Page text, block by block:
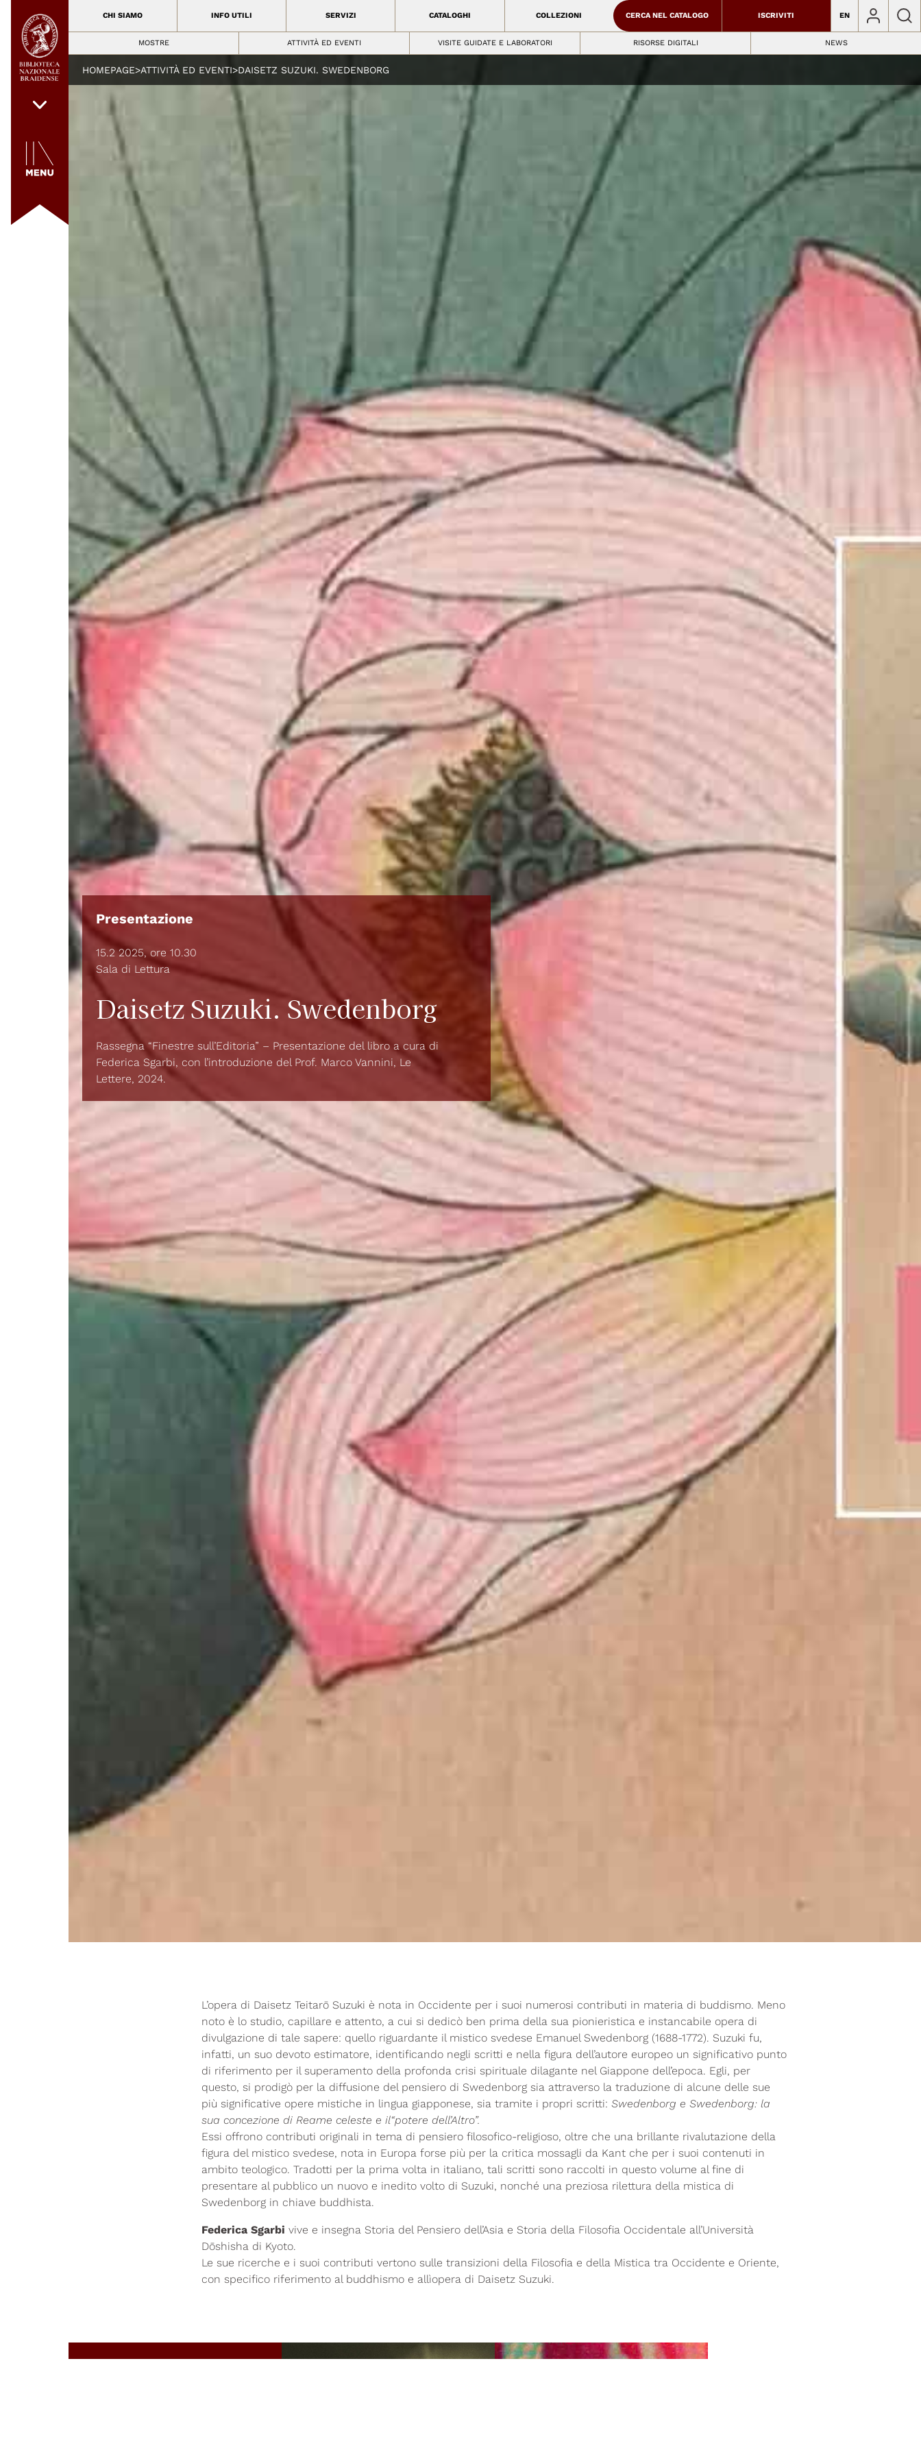
CHI SIAMO INFO UTILI SERVIZI CATALOGHI COLLEZIONI CERCA NEL CATALOGO ISCRIVITI EN
MOSTRE ATTIVITÀ ED EVENTI VISITE GUIDATE E LABORATORI RISORSE DIGITALI NEWS
HOMEPAGE>ATTIVITÀ ED EVENTI>DAISETZ SUZUKI. SWEDENBORG
Presentazione
15.2 2025, ore 10.30
Sala di Lettura
Daisetz Suzuki. Swedenborg
Rassegna “Finestre sull’Editoria” – Presentazione del libro a cura di
Federica Sgarbi, con l’introduzione del Prof. Marco Vannini, Le
Lettere, 2024.
L’opera di Daisetz Teitarō Suzuki è nota in Occidente per i suoi numerosi contributi in materia di buddismo. Meno
noto è lo studio, capillare e attento, a cui si dedicò ben prima della sua pionieristica e instancabile opera di
divulgazione di tale sapere: quello riguardante il mistico svedese Emanuel Swedenborg (1688-1772). Suzuki fu,
infatti, un suo devoto estimatore, identificando negli scritti e nella figura dell’autore europeo un significativo punto
di riferimento per il superamento della profonda crisi spirituale dilagante nel Giappone dell’epoca. Egli, per
questo, si prodigò per la diffusione del pensiero di Swedenborg sia attraverso la traduzione di alcune delle sue
più significative opere mistiche in lingua giapponese, sia tramite i propri scritti: Swedenborg e Swedenborg: la
sua concezione di Reame celeste e il“potere dell’Altro”.
Essi offrono contributi originali in tema di pensiero filosofico-religioso, oltre che una brillante rivalutazione della
figura del mistico svedese, nota in Europa forse più per la critica mossagli da Kant che per i suoi contenuti in
ambito teologico. Tradotti per la prima volta in italiano, tali scritti sono raccolti in questo volume al fine di
presentare al pubblico un nuovo e inedito volto di Suzuki, nonché una preziosa rilettura della mistica di
Swedenborg in chiave buddhista.
Federica Sgarbi vive e insegna Storia del Pensiero dell’Asia e Storia della Filosofia Occidentale all’Università
Dōshisha di Kyoto.
Le sue ricerche e i suoi contributi vertono sulle transizioni della Filosofia e della Mistica tra Occidente e Oriente,
con specifico riferimento al buddhismo e allìopera di Daisetz Suzuki.